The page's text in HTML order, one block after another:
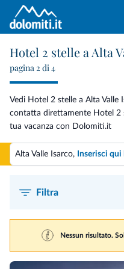
Hotel 2 stelle a Alta
pagina 2 di 4
Vedi Hotel 2 stelle a Alta
contatta direttamente Hotel 2
tua vacanza con Dolomiti.it
Alta Valle Isarco, Inserisci qui
Filtra
Nessun risultato.